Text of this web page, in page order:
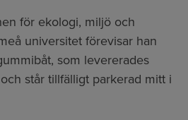
för ekologi, miljö och
universitet förevisar han
som levererades
står tillfälligt parkerad mitt i